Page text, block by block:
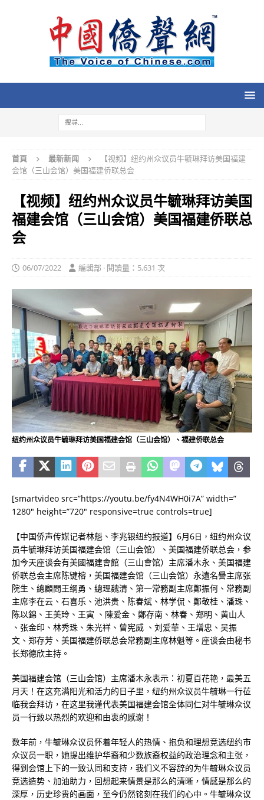
首頁 最新新闻
【视频】纽约州众议员牛毓琳拜访美国福建
会馆（三山会馆）美国福建侨联总会
【视频】纽约州众议员牛毓琳拜访美国
福建会馆（三山会馆）美国福建侨联总
会
06/07/2022 編輯部 · 閱讀量：5,631 次
纽约州众议员牛毓琳拜访美国福建会馆（三山会馆）、福建侨联总会
[smartvideo src=”https://youtu.be/fy4N4WH0i7A” width=”
1280″ height=”720″ responsive=true controls=true]
【中国侨声传媒记者林魁、李兆银纽约报道】6月6 日， 纽约州众议
员牛毓琳拜访美国福建会馆（三山会馆）、美国福建侨联总会，参
加今天座谈会有美國福建會館（三山會馆）主席潘木永、美国福建
侨联总会主席陈键榕，美国福建会馆（三山会馆）永遠名譽主席张
院生、總顧問王纲勇、總理魏清、第一常務副主席鄭振何、常務副
主席李在云、石喜乐、池洪贵、陈春斌、林学侃、鄭敬桂、潘珠、
陈以錦、王美玲、王寅 、陳爱金、鄭存南、林春、郑明、黄山人
、张金印、林秀珠、朱光祥、曾宪威 、刘爱華、王增忠、吴振
文、郑存芳、美国福建侨联总会常務副主席林魁等。座谈会由秘书
长郑德欣主持。
美国福建会馆（三山会馆）主席潘木永表示：初夏百花艳，最美五
月天！在这充满阳光和活力的日子里，纽约州众议员牛毓琳一行莅
临我会拜访，在这里我谨代表美国福建会馆全体同仁对牛毓琳众议
员一行致以热烈的欢迎和由衷的感谢！
数年前，牛毓琳众议员怀着年轻人的热情、抱负和理想竞选纽约市
众议员一职，她提出维护华裔和少数族裔权益的政治理念和主张，
得到会馆上下的一致认同和支持，我们义不容辞的为牛毓琳众议员
竞选造势、加油助力，回想起来情景是那么的清晰，情感是那么的
深厚，历史珍贵的画面，至今仍然铭刻在我们的心中。牛毓琳众议